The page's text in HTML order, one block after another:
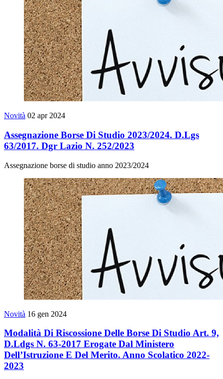
Novità 02 apr 2024
Assegnazione Borse Di Studio 2023/2024. D.Lgs
63/2017. Dgr Lazio N. 252/2023
Assegnazione borse di studio anno 2023/2024
Novità 16 gen 2024
Modalità Di Riscossione Delle Borse Di Studio Art. 9,
D.Ldgs N. 63-2017 Erogate Dal Ministero
Dell’Istruzione E Del Merito. Anno Scolatico 2022-
2023